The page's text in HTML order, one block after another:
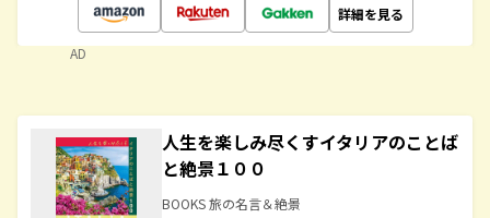
詳細を見る
AD
人生を楽しみ尽くすイタリアのことば
と絶景１００
BOOKS 旅の名言＆絶景